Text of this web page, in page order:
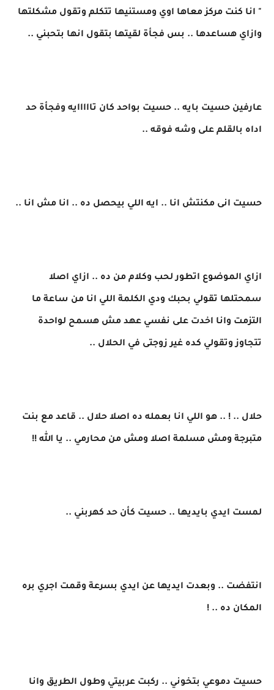
" انا كنت مركز معاها اوي ومستنيها تتكلم وتقول مشكلتها
وازاي هساعدها .. بس فجأة لقيتها بتقول انها بتحبني ..
عارفين حسيت بايه .. حسيت بواحد كان تااااايه وفجأة حد
اداه بالقلم على وشه فوقه ..
حسيت انى مكنتش انا .. ايه اللي بيحصل ده .. انا مش انا ..
ازاي الموضوع اتطور لحب وكلام من ده .. ازاي اصلا
سمحتلها تقولي بحبك ودي الكلمة اللي انا من ساعة ما
التزمت وانا اخدت على نفسي عهد مش هسمح لواحدة
تتجاوز وتقولي كده غير زوجتى في الحلال ..
حلال .. ! .. هو اللي انا بعمله ده اصلا حلال .. قاعد مع بنت
متبرجة ومش مسلمة اصلا ومش من محارمي .. يا الله !!
لمست ايدي بايديها .. حسيت كأن حد كهربني ..
انتفضت .. وبعدت ايديها عن ايدي بسرعة وقمت اجري بره
المكان ده .. !
حسيت دموعي بتخوني .. ركبت عربيتي وطول الطريق وانا